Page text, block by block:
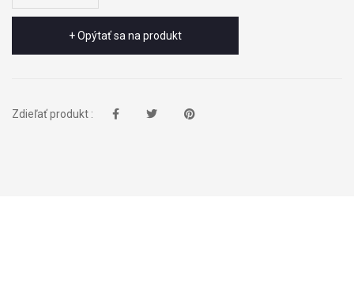
+ Opýtať sa na produkt
Zdieľať produkt :